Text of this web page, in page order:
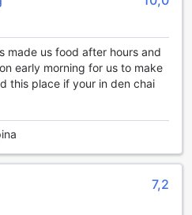
karaoke, které přináší
plný hudby a tance.
místem pro ty, kteří hledají
Badmintonový
Thajsko, se sportovní
aktivní odpočinek a zábavu.
je navržen tak, aby
made us food after hours and
early morning for us to make
this place if your in den chai
7,2